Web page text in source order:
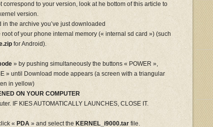
correspond to your version, look at he bottom of this article to
version.
in the archive you’ve just downloaded
of your phone internal memory (« internal sd card ») (such
for Android).
» by pushing simultaneously the buttons « POWER »,
» until Download mode appears (a screen with a triangular
in yellow)
ON YOUR COMPUTER
IF KIES AUTOMATICALLY LAUNCHES, CLOSE IT.
« PDA » and select the KERNEL_i9000.tar file.